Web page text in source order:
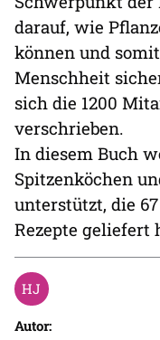
darauf, wie
können und
Menschheit
sich die 1200
verschrieben.
In diesem Buch
Spitzenköchen
unterstützt, die
Rezepte geliefert
Autor: